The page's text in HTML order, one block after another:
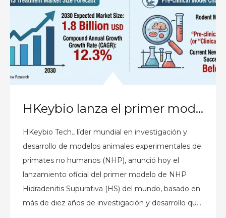
HKeybio lanza el primer modelo NHP de hidradenitis supurativa del mundo con alta consistencia clínica para abordar el cuello de botella global en investigación y desarrollo de fármacos
HKeybio Tech., líder mundial en investigación y
desarrollo de modelos animales experimentales de
primates no humanos (NHP), anunció hoy el
lanzamiento oficial del primer modelo de NHP
Hidradenitis Supurativa (HS) del mundo, basado en
más de diez años de investigación y desarrollo que